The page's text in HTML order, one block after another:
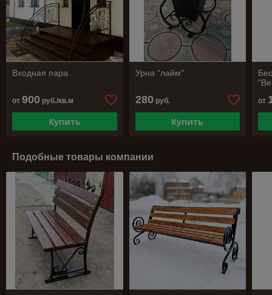
Входная пара
от 900 руб./кв.м
Купить
Урна "лайм"
280руб.
Купить
от
Подобные товары компании